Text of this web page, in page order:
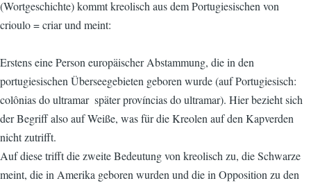
(Wortgeschichte) kommt kreolisch aus dem Portugiesischen von
crioulo = criar und meint:
Erstens eine Person europäischer Abstammung, die in den
portugiesischen Überseegebieten geboren wurde (auf Portugiesisch:
colônias do ultramar  später províncias do ultramar). Hier bezieht sich
der Begriff also auf Weiße, was für die Kreolen auf den Kapverden
nicht zutrifft.
Auf diese trifft die zweite Bedeutung von kreolisch zu, die Schwarze
meint, die in Amerika geboren wurden und die in Opposition zu den